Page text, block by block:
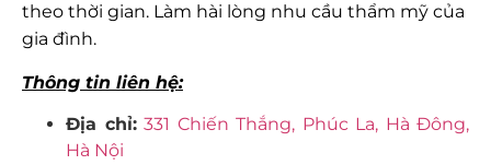
theo thời gian. Làm hài lòng nhu cầu thẩm mỹ của
gia đình.
Thông tin liên hệ:
Địa chỉ: 331 Chiến Thắng, Phúc La, Hà Đông,
Hà Nội